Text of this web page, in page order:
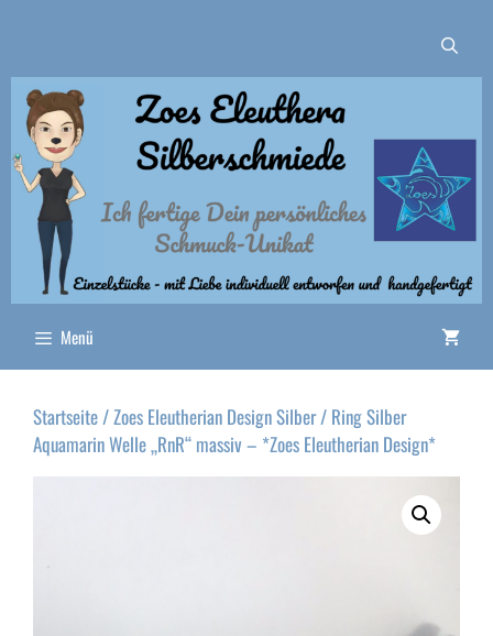
Menü
Startseite/Zoes Eleutherian Design Silber/ Ring Silber
Aquamarin Welle „RnR“ massiv – *Zoes Eleutherian Design*